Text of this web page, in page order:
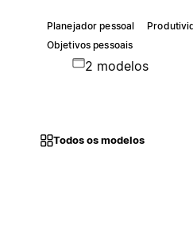
Planejador pessoal
Objetivos pessoais
2 modelos
Todos os modelos